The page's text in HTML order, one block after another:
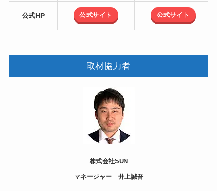
公式HP 公式サイト 公式サイト
取材協力者
株式会社SUN
マネージャー 井上誠吾